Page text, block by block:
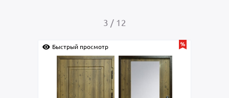
3 / 12
Быстрый просмотр